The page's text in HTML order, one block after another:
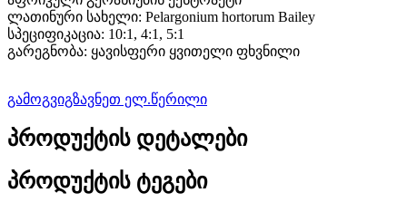
ლათინური სახელი: Pelargonium hortorum Bailey
სპეციფიკაცია: 10:1, 4:1, 5:1
გარეგნობა: ყავისფერი ყვითელი ფხვნილი
გამოგვიგზავნეთ ელ.წერილი
პროდუქტის დეტალები
პროდუქტის ტეგები